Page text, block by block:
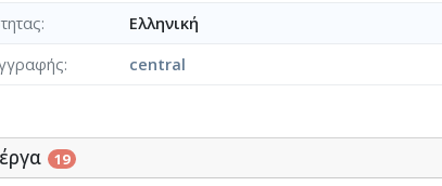
Ελληνική
central
19